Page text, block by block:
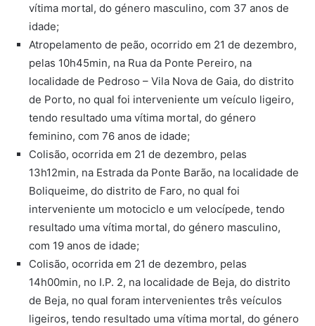
vítima mortal, do género masculino, com 37 anos de
idade;
Atropelamento de peão, ocorrido em 21 de dezembro,
pelas 10h45min, na Rua da Ponte Pereiro, na
localidade de Pedroso – Vila Nova de Gaia, do distrito
de Porto, no qual foi interveniente um veículo ligeiro,
tendo resultado uma vítima mortal, do género
feminino, com 76 anos de idade;
Colisão, ocorrida em 21 de dezembro, pelas
13h12min, na Estrada da Ponte Barão, na localidade de
Boliqueime, do distrito de Faro, no qual foi
interveniente um motociclo e um velocípede, tendo
resultado uma vítima mortal, do género masculino,
com 19 anos de idade;
Colisão, ocorrida em 21 de dezembro, pelas
14h00min, no I.P. 2, na localidade de Beja, do distrito
de Beja, no qual foram intervenientes três veículos
ligeiros, tendo resultado uma vítima mortal, do género